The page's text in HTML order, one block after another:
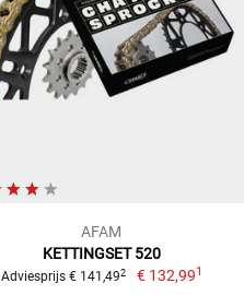
AFAM
KETTINGSET 520
Adviesprijs € 141,492 € 132,991